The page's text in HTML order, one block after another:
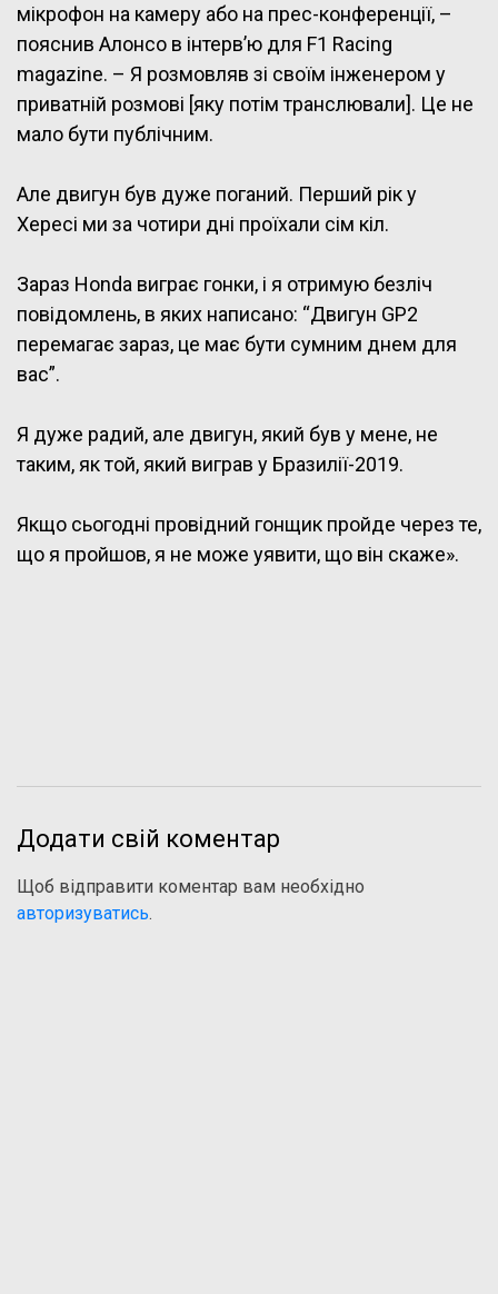
мікрофон на камеру або на прес-конференції, –
пояснив Алонсо в інтерв’ю для F1 Racing
magazine. – Я розмовляв зі своїм інженером у
приватній розмові [яку потім транслювали]. Це не
мало бути публічним.
Але двигун був дуже поганий. Перший рік у
Хересі ми за чотири дні проїхали сім кіл.
Зараз Honda виграє гонки, і я отримую безліч
повідомлень, в яких написано: “Двигун GP2
перемагає зараз, це має бути сумним днем для
вас”.
Я дуже радий, але двигун, який був у мене, не
таким, як той, який виграв у Бразилії-2019.
Якщо сьогодні провідний гонщик пройде через те,
що я пройшов, я не може уявити, що він скаже».
Додати свій коментар
Щоб відправити коментар вам необхідно
авторизуватись.